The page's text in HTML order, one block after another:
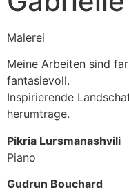
Malerei
Meine Arbeiten sind
fantasievoll.
Inspirierende
herumtrage.
Pikria Lursmanashvili
Piano
Gudrun Bouchard